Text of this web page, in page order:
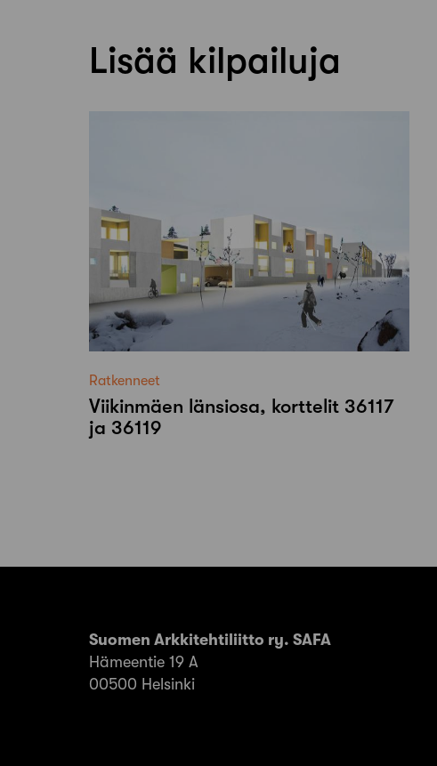
Lisää kilpailuja
Ratkenneet
Viikinmäen länsiosa, korttelit 36117
ja 36119
Suomen Arkkitehtiliitto ry. SAFA
Hämeentie 19 A
00500 Helsinki